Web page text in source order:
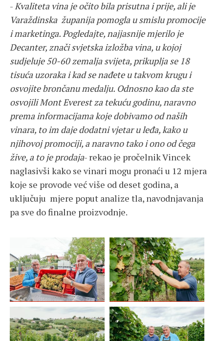
-Kvaliteta vina je očito bila prisutna i prije, ali je
Varaždinska županija pomogla u smislu promocije
i marketinga. Pogledajte, najjasnije mjerilo je
Decanter, znači svjetska izložba vina, u kojoj
sudjeluje 50-60 zemalja svijeta, prikuplja se 18
tisuća uzoraka i kad se nađete u takvom krugu i
osvojite brončanu medalju. Odnosno kao da ste
osvojili Mont Everest za tekuću godinu, naravno
prema informacijama koje dobivamo od naših
vinara, to im daje dodatni vjetar u leđa, kako u
njihovoj promociji, a naravno tako i ono od čega
žive, a to je prodaja- rekao je pročelnik Vincek
naglasivši kako se vinari mogu pronaći u 12 mjera
koje se provode već više od deset godina, a
uključuju mjere poput analize tla, navodnjavanja
pa sve do finalne proizvodnje.